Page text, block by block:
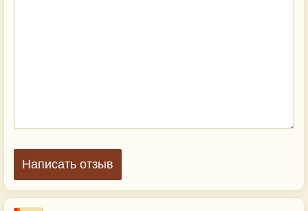
Написать отзыв